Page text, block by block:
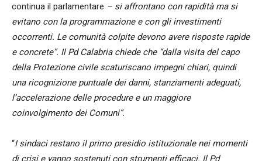
continua il parlamentare – si affrontano con rapidità ma si
evitano con la programmazione e con gli investimenti
occorrenti. Le comunità colpite devono avere risposte rapide
e concrete”. Il Pd Calabria chiede che “dalla visita del capo
della Protezione civile scaturiscano impegni chiari, quindi
una ricognizione puntuale dei danni, stanziamenti adeguati,
l’accelerazione delle procedure e un maggiore
coinvolgimento dei Comuni”.
“I sindaci restano il primo presidio istituzionale nei momenti